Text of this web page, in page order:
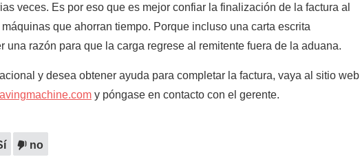
veces. Es por eso que es mejor confiar la finalización de la factura al
que ahorran tiempo. Porque incluso una carta escrita
una razón para que la carga regrese al remitente fuera de la aduana.
y desea obtener ayuda para completar la factura, vaya al sitio web
y póngase en contacto con el gerente.
no